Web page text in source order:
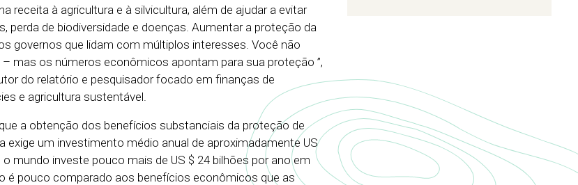
receita à agricultura e à silvicultura, além de ajudar a evitar
perda de biodiversidade e doenças. Aumentar a proteção da
governos que lidam com múltiplos interesses. Você não
mas os números econômicos apontam para sua proteção ”,
do relatório e pesquisador focado em finanças de
e agricultura sustentável.
a obtenção dos benefícios substanciais da proteção de
exige um investimento médio anual de aproximadamente US
mundo investe pouco mais de US $ 24 bilhões por ano em
é pouco comparado aos benefícios econômicos que as